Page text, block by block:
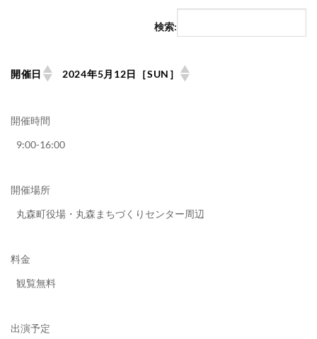
検索:
開催日 2024年5月12日［SUN］
開催時間
9:00-16:00
開催場所
丸森町役場・丸森まちづくりセンター周辺
料金
観覧無料
出演予定